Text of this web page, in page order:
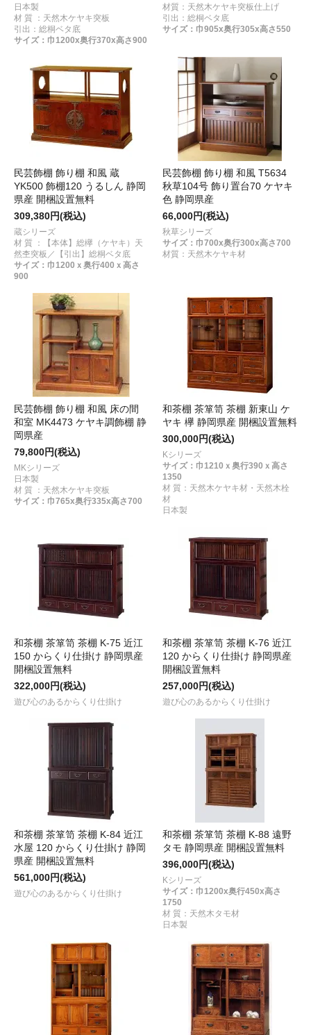
日本製
材 質 ：天然木ケヤキ突板
引出：総桐ベタ底
サイズ：巾1200x奥行370x高さ900
材質：天然木ケヤキ突板仕上げ
引出：総桐ベタ底
サイズ：巾905x奥行305x高さ550
民芸飾棚 飾り棚 和風 蔵
YK500 飾棚120 うるしん 静岡
県産 開梱設置無料
309,380円(税込)
蔵シリーズ
材 質 ：【本体】総欅（ケヤキ）天
然杢突板／【引出】総桐ベタ底
サイズ：巾1200ｘ奥行400ｘ高さ
900
民芸飾棚 飾り棚 和風 T5634
秋草104号 飾り置台70 ケヤキ
色 静岡県産
66,000円(税込)
秋草シリーズ
サイズ：巾700x奥行300x高さ700
材質：天然木ケヤキ材
民芸飾棚 飾り棚 和風 床の間
和室 MK4473 ケヤキ調飾棚 静
岡県産
79,800円(税込)
MKシリーズ
日本製
材 質 ：天然木ケヤキ突板
サイズ：巾765x奥行335x高さ700
和茶棚 茶箪笥 茶棚 新東山 ケ
ヤキ 欅 静岡県産 開梱設置無料
300,000円(税込)
Kシリーズ
サイズ：巾1210ｘ奥行390ｘ高さ
1350
材 質：天然木ケヤキ材・天然木栓
材
日本製
和茶棚 茶箪笥 茶棚 K-75 近江
150 からくり仕掛け 静岡県産
開梱設置無料
322,000円(税込)
遊び心のあるからくり仕掛け
和茶棚 茶箪笥 茶棚 K-76 近江
120 からくり仕掛け 静岡県産
開梱設置無料
257,000円(税込)
遊び心のあるからくり仕掛け
和茶棚 茶箪笥 茶棚 K-84 近江
水屋 120 からくり仕掛け 静岡
県産 開梱設置無料
561,000円(税込)
遊び心のあるからくり仕掛け
和茶棚 茶箪笥 茶棚 K-88 遠野
タモ 静岡県産 開梱設置無料
396,000円(税込)
Kシリーズ
サイズ：巾1200x奥行450x高さ
1750
材 質：天然木タモ材
日本製